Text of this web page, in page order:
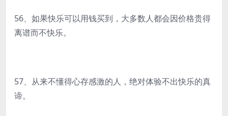
56、如果快乐可以用钱买到，大多数人都会因价格贵得
离谱而不快乐。
57、从来不懂得心存感激的人，绝对体验不出快乐的真
谛。